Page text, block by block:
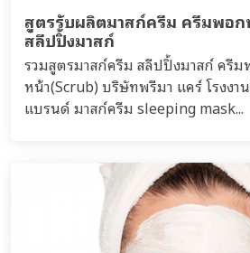
สูตรรับผลิตมาสก์ครีม ครีมพอ
สลีปปิ้งมาสก์
รวมสูตรมาสก์ครีม สลีปปิ้งมาสก์ ครี
หน้า(Scrub) บริษัทพรีมา แคร์ โรงงา
แบรนด์ มาสก์ครีม sleeping mask...